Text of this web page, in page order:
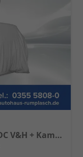
Comfort 1.6 T-GDI 2WD / LED PDC V&H + Kamera Sitz Lenkradheizung Alu 18"